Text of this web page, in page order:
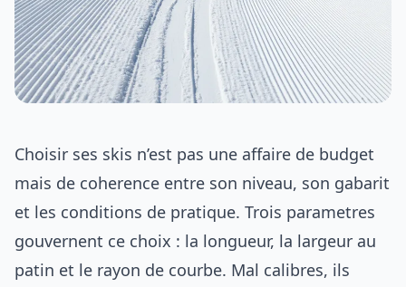
Choisir ses skis n’est pas une affaire de budget
mais de coherence entre son niveau, son gabarit
et les conditions de pratique. Trois parametres
gouvernent ce choix : la longueur, la largeur au
patin et le rayon de courbe. Mal calibres, ils